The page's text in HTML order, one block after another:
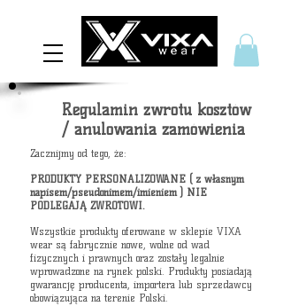
Regulamin zwrotu kosztów
/ anulowania zamówienia
Zacznijmy od tego, że:
PRODUKTY PERSONALIZOWANE ( z własnym
napisem/pseudonimem/imieniem ) NIE
PODLEGAJĄ ZWROTOWI.
Wszystkie produkty oferowane w sklepie VIXA
wear są fabrycznie nowe, wolne od wad
fizycznych i prawnych oraz zostały legalnie
wprowadzone na rynek polski. Produkty posiadają
gwarancję producenta, importera lub sprzedawcy
obowiązująca na terenie Polski.